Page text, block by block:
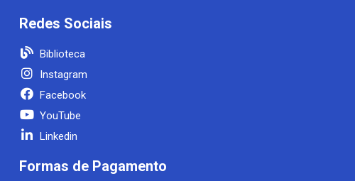
Redes Sociais
Biblioteca
Instagram
Facebook
YouTube
Linkedin
Formas de Pagamento